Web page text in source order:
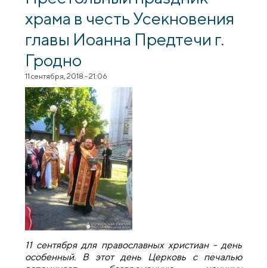
храма в честь Усекновения
главы Иоанна Предтечи г.
Гродно
11 сентября, 2018 - 21:06
11 сентября для православных христиан - день
особенный. В этот день Церковь с печалью